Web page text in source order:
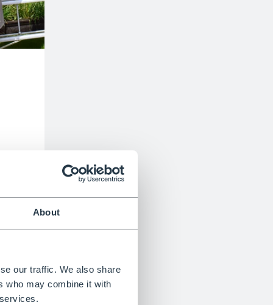
About
our traffic. We also share
who may combine it with